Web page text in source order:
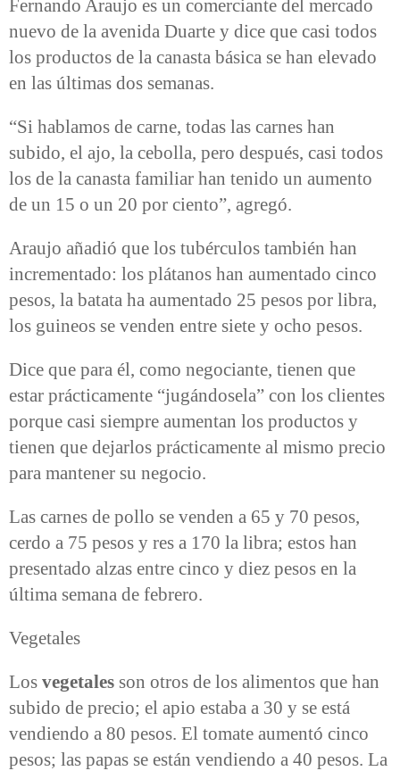
Fernando Araujo es un comerciante del mercado
nuevo de la avenida Duarte y dice que casi todos
los productos de la canasta básica se han elevado
en las últimas dos semanas.
“Si hablamos de carne, todas las carnes han
subido, el ajo, la cebolla, pero después, casi todos
los de la canasta familiar han tenido un aumento
de un 15 o un 20 por ciento”, agregó.
Araujo añadió que los tubérculos también han
incrementado: los plátanos han aumentado cinco
pesos, la batata ha aumentado 25 pesos por libra,
los guineos se venden entre siete y ocho pesos.
Dice que para él, como negociante, tienen que
estar prácticamente “jugándosela” con los clientes
porque casi siempre aumentan los productos y
tienen que dejarlos prácticamente al mismo precio
para mantener su negocio.
Las carnes de pollo se venden a 65 y 70 pesos,
cerdo a 75 pesos y res a 170 la libra; estos han
presentado alzas entre cinco y diez pesos en la
última semana de febrero.
Vegetales
Los vegetales son otros de los alimentos que han
subido de precio; el apio estaba a 30 y se está
vendiendo a 80 pesos. El tomate aumentó cinco
pesos; las papas se están vendiendo a 40 pesos. La